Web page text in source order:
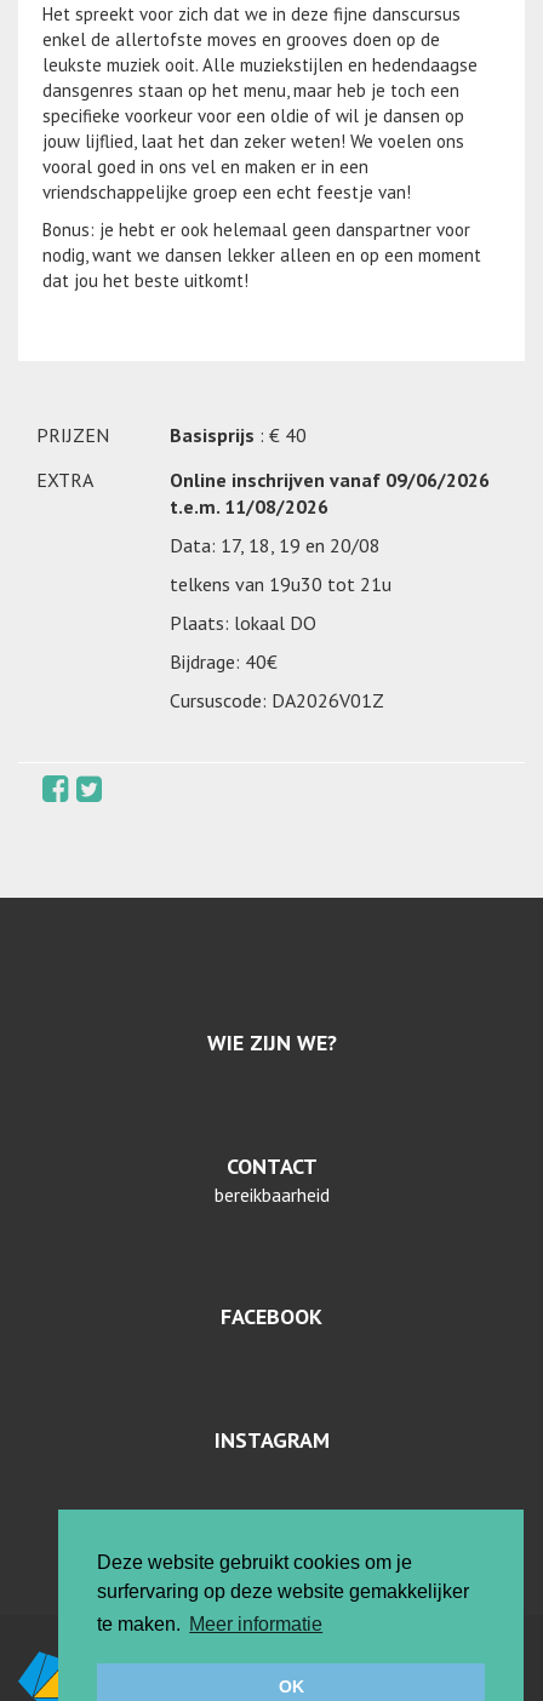
Deze website gebruikt cookies om je
surfervaring op deze website gemakkelijker
te maken. Meer informatie
OK
Het spreekt voor zich dat we in deze fijne danscursus
enkel de allertofste moves en grooves doen op de
leukste muziek ooit. Alle muziekstijlen en hedendaagse
dansgenres staan op het menu, maar heb je toch een
specifieke voorkeur voor een oldie of wil je dansen op
jouw lijflied, laat het dan zeker weten! We voelen ons
vooral goed in ons vel en maken er in een
vriendschappelijke groep een echt feestje van!
Bonus: je hebt er ook helemaal geen danspartner voor
nodig, want we dansen lekker alleen en op een moment
dat jou het beste uitkomt!
PRIJZEN Basisprijs : € 40
EXTRA
Online inschrijven vanaf 09/06/2026
t.e.m. 11/08/2026
Data: 17, 18, 19 en 20/08
telkens van 19u30 tot 21u
Plaats: lokaal DO
Bijdrage: 40€
Cursuscode: DA2026V01Z
WIE ZIJN WE?
CONTACT
bereikbaarheid
FACEBOOK
INSTAGRAM
PRIVACYVERKLARING EN COOKIES
Vrije ateliers